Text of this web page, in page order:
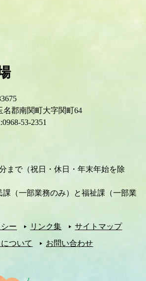
名郡南関町大字関町64
53-2351
まで（祝日・休日・年末年始を除
（一部業務のみ）と福祉課（一部業
ー リンク集
サイトマップ
ついて
お問い合わせ